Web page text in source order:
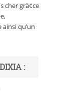
cher grà¢ce
qu’un
: